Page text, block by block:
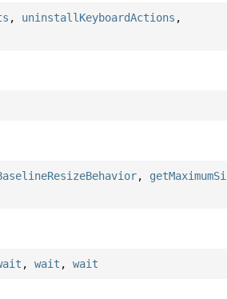
, uninstallKeyboardActions ,
,
,wait ,wait